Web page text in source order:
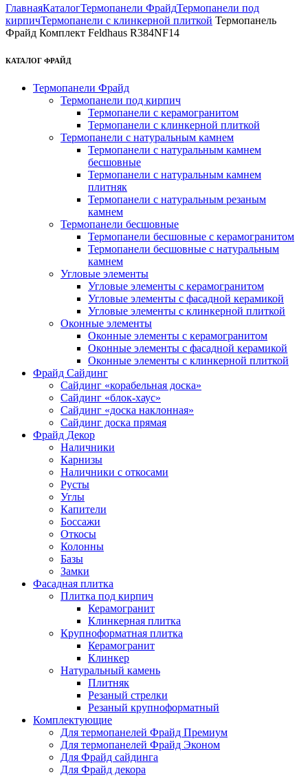
ГлавнаяКаталогТермопанели ФрайдТермопанели под
кирпичТермопанели с клинкерной плиткой Термопанель
Фрайд Комплект Feldhaus R384NF14
КАТАЛОГ ФРАЙД
Термопанели Фрайд
Термопанели под кирпич
Термопанели с керамогранитом
Термопанели с клинкерной плиткой
Термопанели с натуральным камнем
Термопанели с натуральным камнем
бесшовные
Термопанели с натуральным камнем
плитняк
Термопанели с натуральным резаным
камнем
Термопанели бесшовные
Термопанели бесшовные с керамогранитом
Термопанели бесшовные с натуральным
камнем
Угловые элементы
Угловые элементы с керамогранитом
Угловые элементы с фасадной керамикой
Угловые элементы с клинкерной плиткой
Оконные элементы
Оконные элементы с керамогранитом
Оконные элементы с фасадной керамикой
Оконные элементы с клинкерной плиткой
Фрайд Сайдинг
Сайдинг «корабельная доска»
Сайдинг «блок-хаус»
Сайдинг «доска наклонная»
Сайдинг доска прямая
Фрайд Декор
Наличники
Карнизы
Наличники с откосами
Русты
Углы
Капители
Боссажи
Откосы
Колонны
Базы
Замки
Фасадная плитка
Плитка под кирпич
Керамогранит
Клинкерная плитка
Крупноформатная плитка
Керамогранит
Клинкер
Натуральный камень
Плитняк
Резаный стрелки
Резаный крупноформатный
Комплектующие
Для термопанелей Фрайд Премиум
Для термопанелей Фрайд Эконом
Для Фрайд сайдинга
Для Фрайд декора